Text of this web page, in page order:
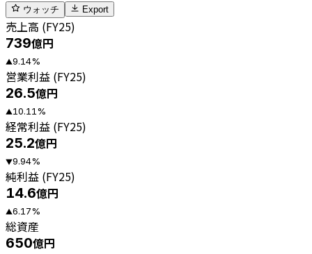
ウォッチ Export
売上高 (FY25)
739億円
▲9.14%
営業利益 (FY25)
26.5億円
▲10.11 %
経常利益 (FY25)
25.2億円
▼9.94%
純利益 (FY25)
14.6億円
▲6.17%
総資産
650億円